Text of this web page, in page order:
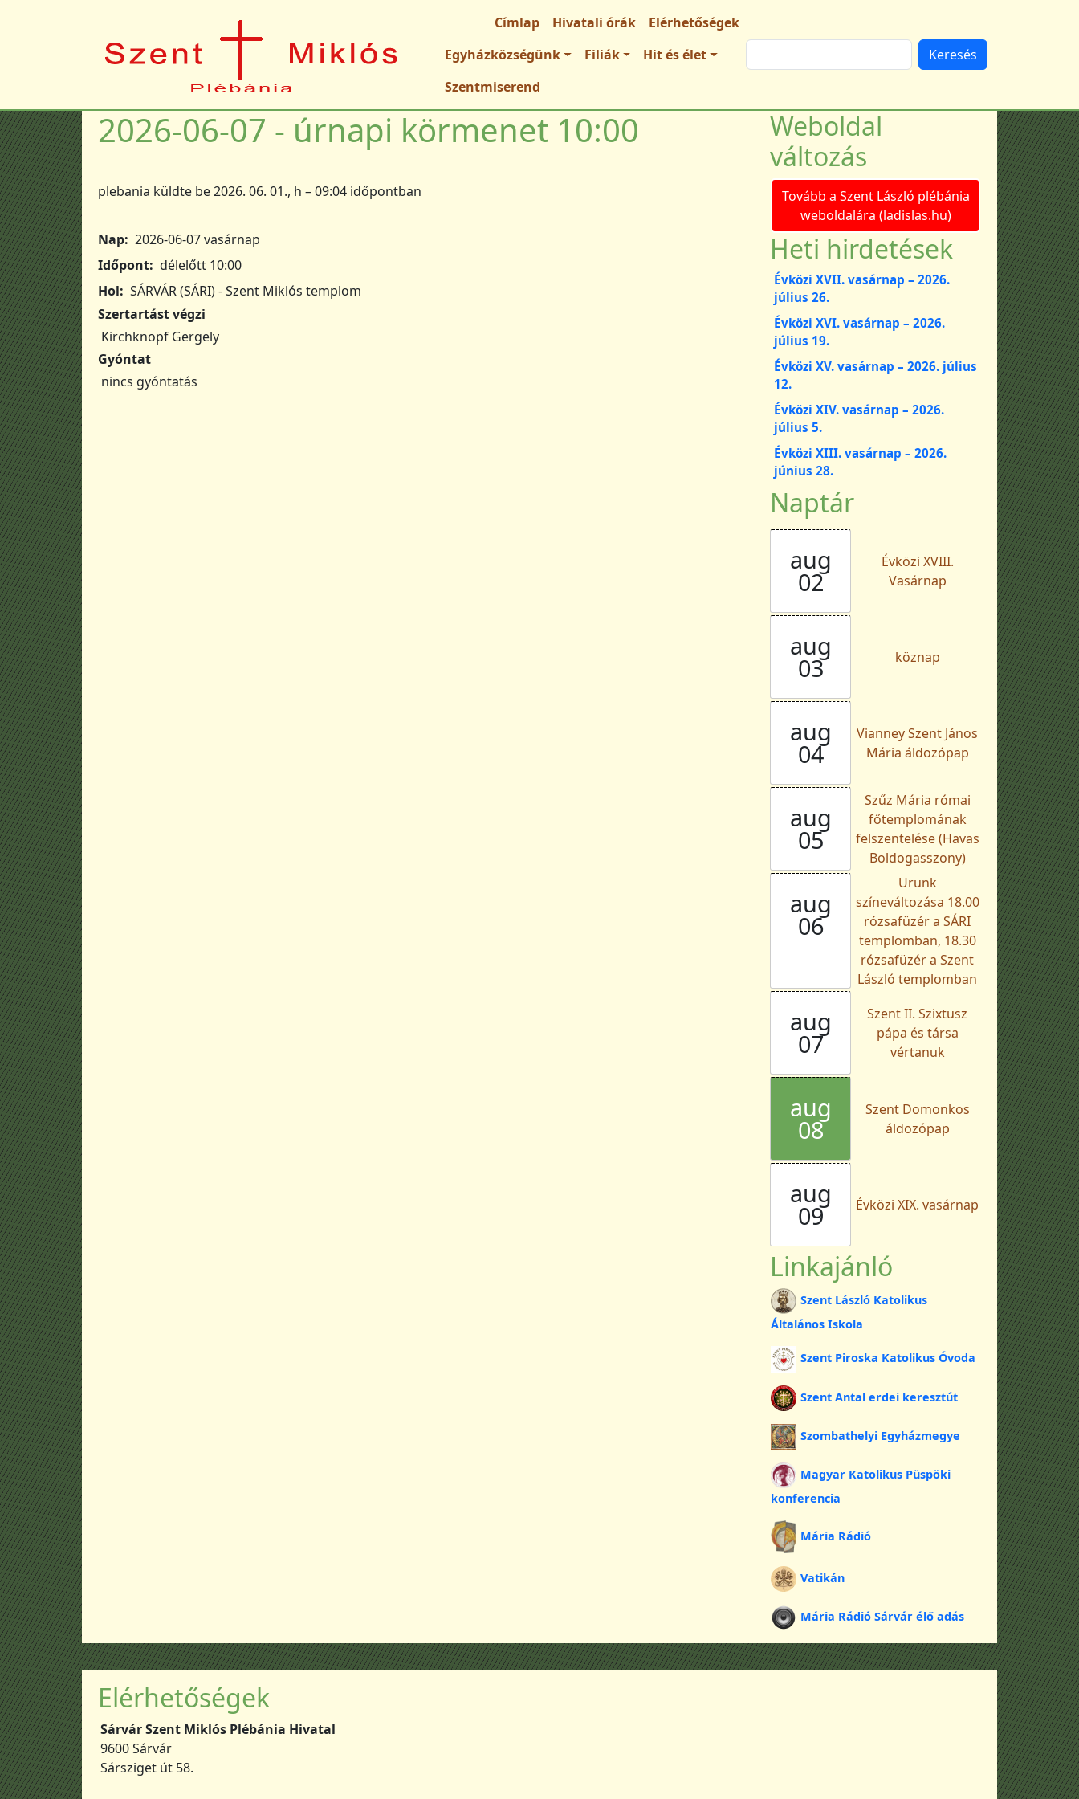
Fő navigációCímlap Hivatali órák
Elérhetőségek
Egyházközségünk
Filiák
Hit és élet
Szentmiserend
2026-06-07 - úrnapi körmenet 10:00
plebania küldte be2026. 06. 01., h – 09:04 időpontban
Nap 2026-06-07 vasárnap
Időpont délelőtt 10:00
Hol
SÁRVÁR (SÁRI) - Szent Miklós templom
Szertartást végzi
Kirchknopf Gergely
Gyóntat
nincs gyóntatás
Weboldal
változás
Tovább a Szent László plébánia
weboldalára (ladislas.hu)
Heti hirdetések
Évközi XVII. vasárnap – 2026.
július 26.
Évközi XVI. vasárnap – 2026.
július 19.
Évközi XV. vasárnap – 2026. július
12.
Évközi XIV. vasárnap – 2026.
július 5.
Évközi XIII. vasárnap – 2026.
június 28.
Naptár
aug
02
Évközi XVIII.
Vasárnap
aug
03 köznap
aug
04
Vianney Szent János
Mária áldozópap
aug
05
Szűz Mária római
főtemplomának
felszentelése (Havas
Boldogasszony)
aug
06
Urunk
színeváltozása 18.00
rózsafüzér a SÁRI
templomban, 18.30
rózsafüzér a Szent
László templomban
aug
07
Szent II. Szixtusz
pápa és társa
vértanuk
aug
08
Szent Domonkos
áldozópap
aug
09 Évközi XIX. vasárnap
Linkajánló
Szent László Katolikus
Általános Iskola
Szent Piroska Katolikus Óvoda
Szent Antal erdei keresztút
Szombathelyi Egyházmegye
Magyar Katolikus Püspöki
konferencia
Mária Rádió
Vatikán
Mária Rádió Sárvár élő adás
Elérhetőségek
Sárvár Szent Miklós Plébánia Hivatal
9600 Sárvár
Sársziget út 58.